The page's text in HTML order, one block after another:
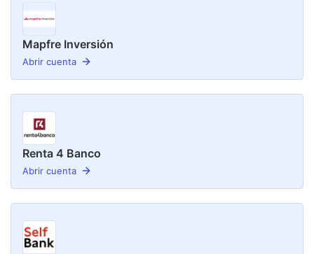
Mapfre Inversión
Abrir cuenta
Renta 4 Banco
Abrir cuenta